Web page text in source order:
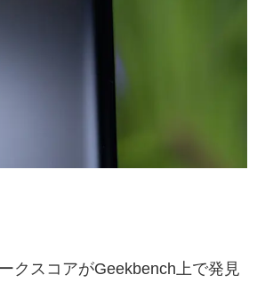
クスコアがGeekbench上で発見